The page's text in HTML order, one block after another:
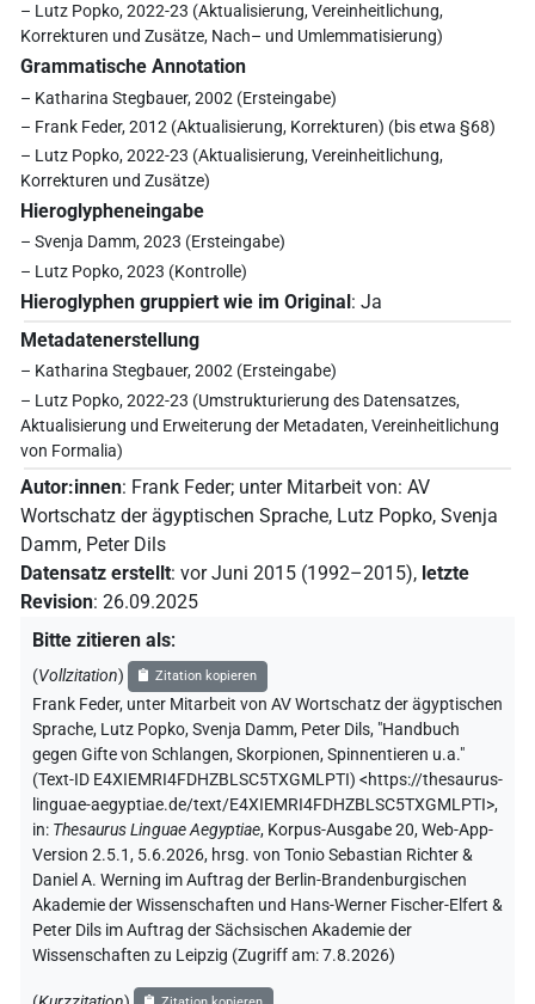
– Lutz Popko, 2022-23 (Aktualisierung, Vereinheitlichung,
Korrekturen und Zusätze, Nach– und Umlemmatisierung)
Grammatische Annotation
– Katharina Stegbauer, 2002 (Ersteingabe)
– Frank Feder, 2012 (Aktualisierung, Korrekturen) (bis etwa §68)
– Lutz Popko, 2022-23 (Aktualisierung, Vereinheitlichung,
Korrekturen und Zusätze)
Hieroglypheneingabe
– Svenja Damm, 2023 (Ersteingabe)
– Lutz Popko, 2023 (Kontrolle)
Hieroglyphen gruppiert wie im Original: Ja
Metadatenerstellung
– Katharina Stegbauer, 2002 (Ersteingabe)
– Lutz Popko, 2022-23 (Umstrukturierung des Datensatzes,
Aktualisierung und Erweiterung der Metadaten, Vereinheitlichung
von Formalia)
Autor:innen: Frank Feder; unter Mitarbeit von: AV
Wortschatz der ägyptischen Sprache, Lutz Popko, Svenja
Damm, Peter Dils
Datensatz erstellt: vor Juni 2015 (1992–2015), letzte
Revision: 26.09.2025
Bitte zitieren als:
(Vollzitation) Zitation kopieren
Frank Feder, unter Mitarbeit von AV Wortschatz der ägyptischen
Sprache, Lutz Popko,Svenja Damm, Peter Dils, "Handbuch
gegen Gifte von Schlangen, Skorpionen, Spinnentieren u.a."
(Text-ID E4XIEMRI4FDHZBLSC5TXGMLPTI) <https://thesaurus-
linguae-aegyptiae.de/text/E4XIEMRI4FDHZBLSC5TXGMLPTI>,
in: Thesaurus Linguae Aegyptiae, Korpus-Ausgabe 20, Web-App-
Version 2.5.1, 5.6.2026, hrsg. von Tonio Sebastian Richter &
Daniel A. Werning im Auftrag der Berlin-Brandenburgischen
Akademie der Wissenschaften und Hans-Werner Fischer-Elfert &
Peter Dils im Auftrag der Sächsischen Akademie der
Wissenschaften zu Leipzig (Zugriff am:7.8.2026)